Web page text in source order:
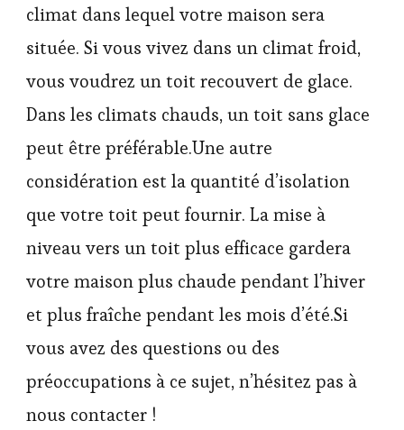
climat dans lequel votre maison sera
située. Si vous vivez dans un climat froid,
vous voudrez un toit recouvert de glace.
Dans les climats chauds, un toit sans glace
peut être préférable.Une autre
considération est la quantité d’isolation
que votre toit peut fournir. La mise à
niveau vers un toit plus efficace gardera
votre maison plus chaude pendant l’hiver
et plus fraîche pendant les mois d’été.Si
vous avez des questions ou des
préoccupations à ce sujet, n’hésitez pas à
nous contacter !